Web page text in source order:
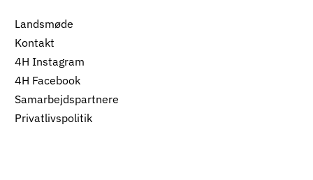
Landsmøde
Kontakt
4H Instagram
4H Facebook
Samarbejdspartnere
Privatlivspolitik